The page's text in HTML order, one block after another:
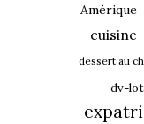
Amérique
cuisine
dessert au
dv-